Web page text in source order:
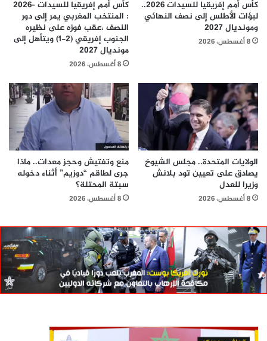
كأس أمم إفريقيا للسيدات 2026..
لبؤات الأطلس إلى نصف النهائي
ومونديال 2027
8 أغسطس، 2026
كأس أمم إفريقيا للسيدات –2026
: المنتخب المغربي يمر إلى دور
النصف ،عقب فوزه على نظيره
الجنوب إفريقي (2-1) ويتأهل إلى
مونديال 2027
8 أغسطس، 2026
الولايات المتحدة.. مجلس الشيوخ
يصادق على تعيين تود بلانش
وزيرا للعدل
8 أغسطس، 2026
منع وتفتيش وحجز معدات.. ماذا
جرى لطاقم “دوزيم” أثناء دخوله
سبتة المحتلة؟
8 أغسطس، 2026